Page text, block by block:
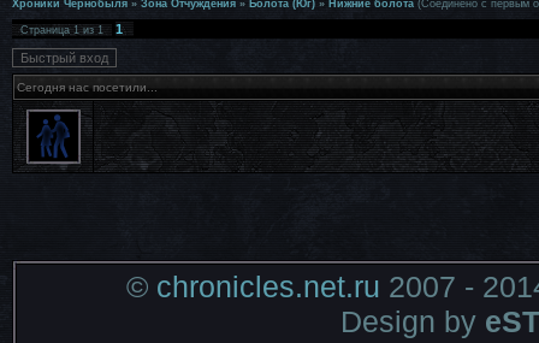
Хроники Чернобыля » Зона Отчуждения » Болота (Юг) » Нижние болота (Соединено с первым
Страница1из1 1
Сегодня нас посетили...
© chronicles.net.ru 2007 -
Design by